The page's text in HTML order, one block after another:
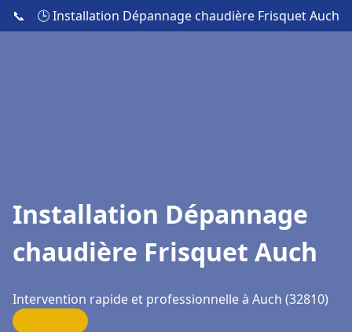
📞 🕒 Installation Dépannage chaudière Frisquet Auch
Installation Dépannage
chaudière Frisquet Auch
Intervention rapide et professionnelle à Auch (32810)